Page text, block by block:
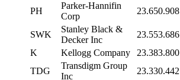
PH
Parker-Hannifin
Corp
23.650.908
SWK
Stanley Black &
Decker Inc
23.553.686
K
Kellogg Company 23.383.800
TDG
Transdigm Group
Inc
23.330.442